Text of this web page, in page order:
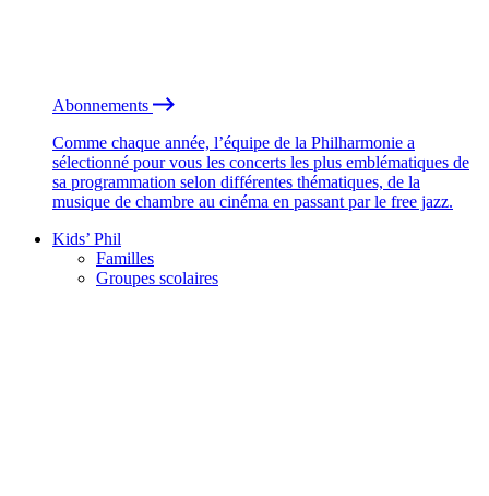
Abonnements
Comme chaque année, l’équipe de la Philharmonie a
sélectionné pour vous les concerts les plus emblématiques de
sa programmation selon différentes thématiques, de la
musique de chambre au cinéma en passant par le free jazz.
Kids’ Phil
Familles
Groupes scolaires